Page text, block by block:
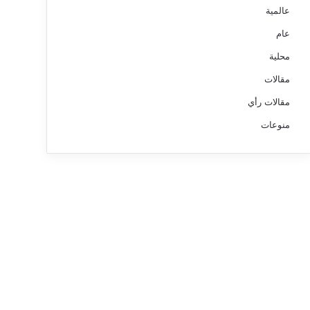
عالمية
عام
محلية
مقالات
مقالات رأي
منوعات